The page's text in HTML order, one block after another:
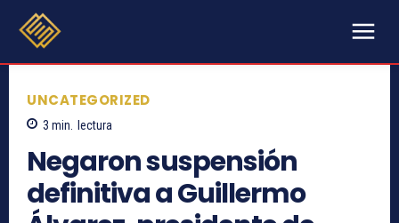
UNCATEGORIZED
3 min. lectura
Negaron suspensión
definitiva a Guillermo